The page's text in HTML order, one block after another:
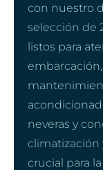
con nuestro
selección de
listos para
neveras y
climatización
crucial para